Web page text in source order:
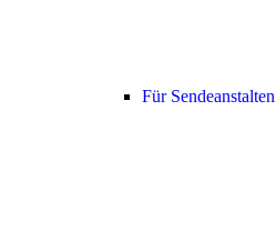
Für Sendeanstalten